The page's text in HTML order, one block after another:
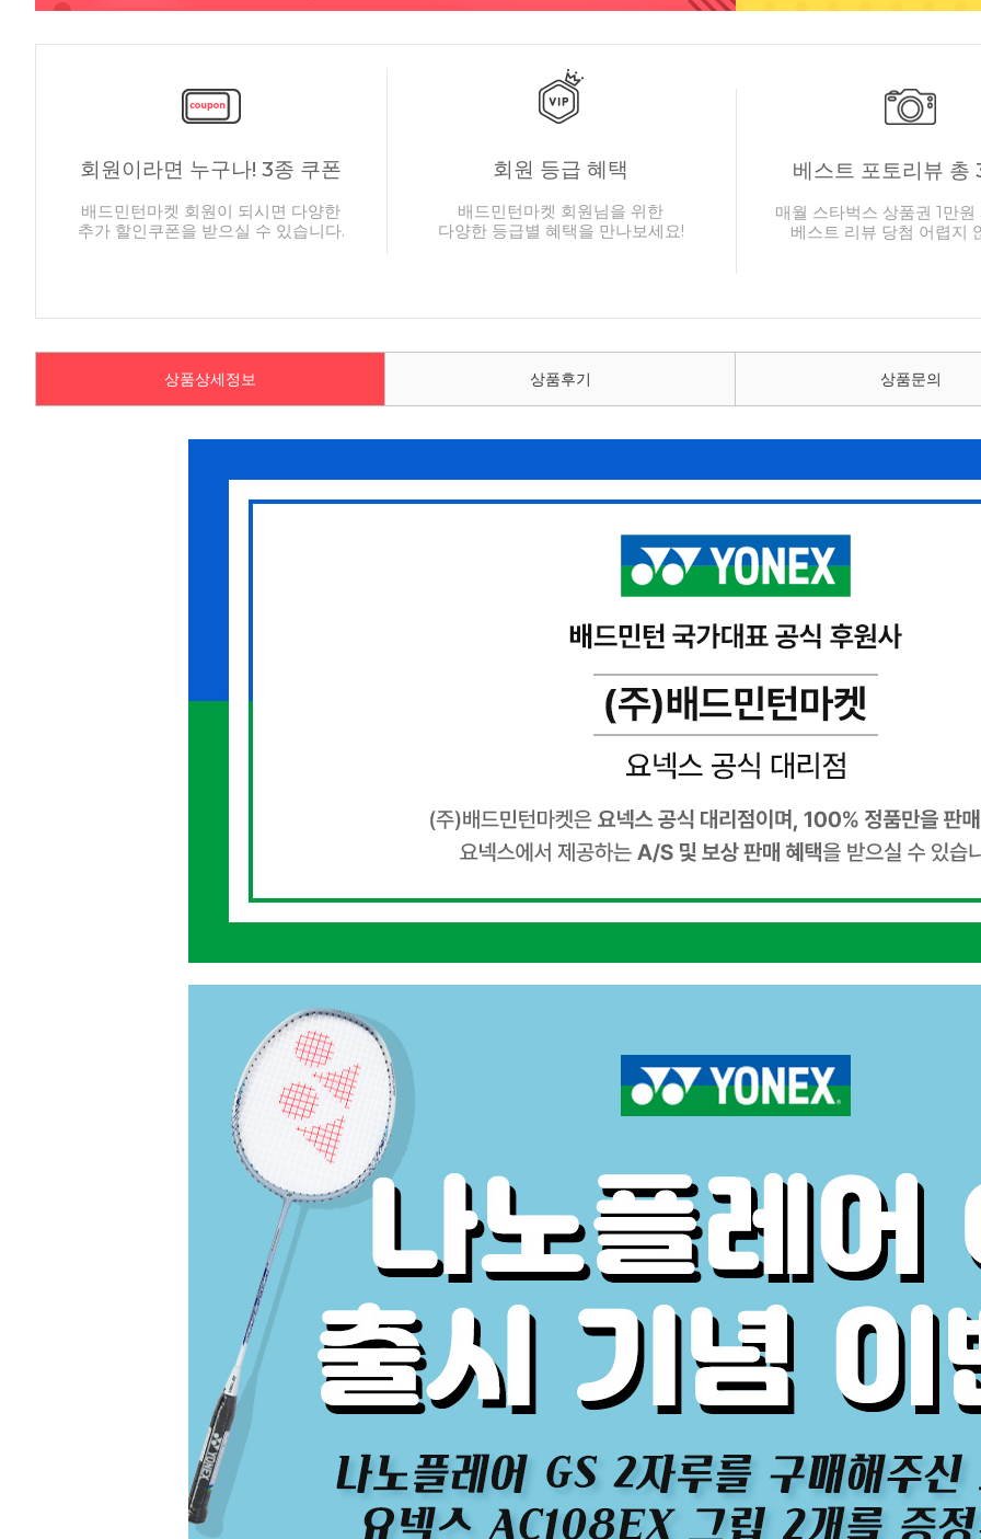
회원이라면 누구나! 3종 쿠폰
배드민턴마켓 회원이 되시면 다양한
추가 할인쿠폰을 받으실 수 있습니다.
회원 등급 혜택
배드민턴마켓 회원님을 위한
다양한 등급별 혜택을 만나보세요!
베스트 포토리뷰 총
매월 스타벅스 상품권 1만원
베스트 리뷰 당첨 어렵지
상품상세정보 상품후기 상품문의